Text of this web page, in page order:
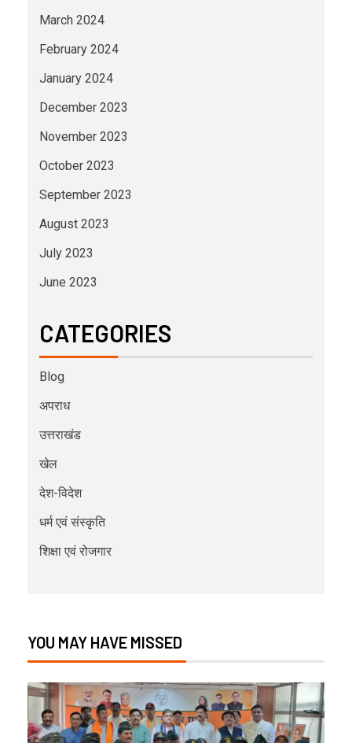
March 2024
February 2024
January 2024
December 2023
November 2023
October 2023
September 2023
August 2023
July 2023
June 2023
CATEGORIES
Blog
अपराध
उत्तराखंड
खेल
देश-विदेश
धर्म एवं संस्कृति
शिक्षा एवं रोजगार
YOU MAY HAVE MISSED